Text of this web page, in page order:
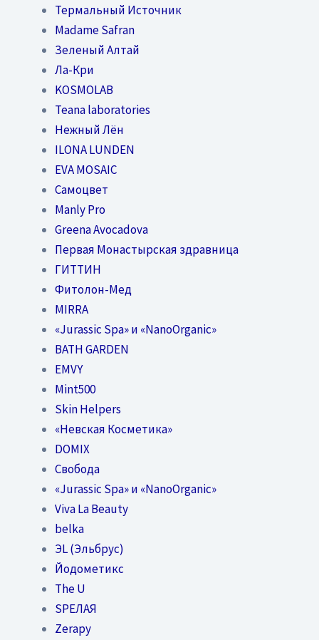
Термальный Источник
Madame Safran
Зеленый Алтай
Ла-Кри
KOSMOLAB
Teana laboratories
Нежный Лён
ILONA LUNDEN
EVA MOSAIC
Самоцвет
Manly Pro
Greena Avocadova
Первая Монастырская здравница
ГИТТИН
Фитолон-Мед
MIRRA
«Jurassic Spa» и «NanoOrganic»
BATH GARDEN
EMVY
Mint500
Skin Helpers
«Невская Косметика»
DOMIX
Свобода
«Jurassic Spa» и «NanoOrganic»
Viva La Beauty
belka
ЭL (Эльбрус)
Йодометикс
The U
SPEЛАЯ
Zerapy